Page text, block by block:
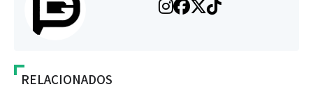
RELACIONADOS